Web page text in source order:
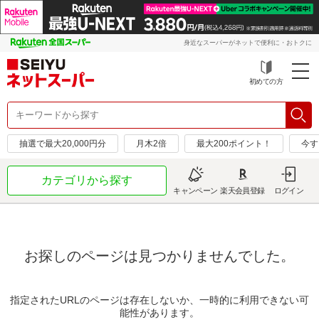
身近なスーパーがネットで便利に・おトクに
初めての方
抽選で最大20,000円分 月木2倍 最大200ポイント！ 今
カテゴリから探す
キャンペーン 楽天会員登録 ログイン
お探しのページは見つかりませんでした。
指定されたURLのページは存在しないか、一時的に利用できない可
能性があります。